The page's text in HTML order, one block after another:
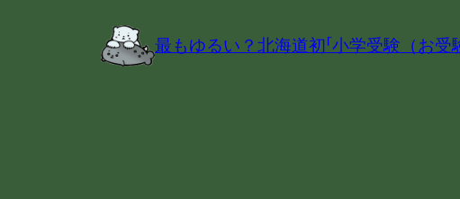
最もゆるい？北海道初「小学受験（お受